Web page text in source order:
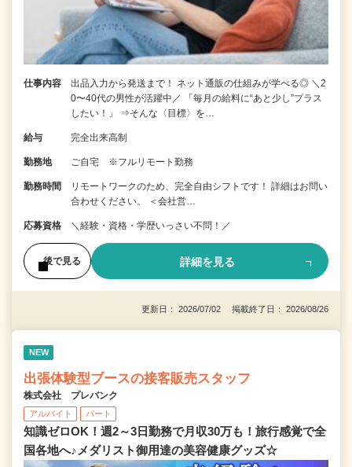
仕事内容
出品入力から発送まで！ ネット通販の仕組みが学べる◎ ＼2
0〜40代の男性が活躍中／ 「毎月の給料に“あと少し”プラス
したい！」 ⇒そんな〈目標〉を…
給与 完全出来高制
勤務地 ご自宅 ※フルリモート勤務
勤務時間
リモートワークのため、完全自由シフトです！ 詳細はお問い
合わせください。 ＜会社営…
応募資格 ＼経験・資格・学歴いっさい不問！／
後で見る 詳細を見る
更新日： 2026/07/02 掲載終了日： 2026/08/26
NEW
出張体験型ブースの接客販売スタッフ
株式会社 プレバンク
アルバイト パート
知識ゼロOK！週2～3日勤務で月収30万も！旅行感覚で全
国各地へ♪メダリスト御用達の美容健康グッズ☆